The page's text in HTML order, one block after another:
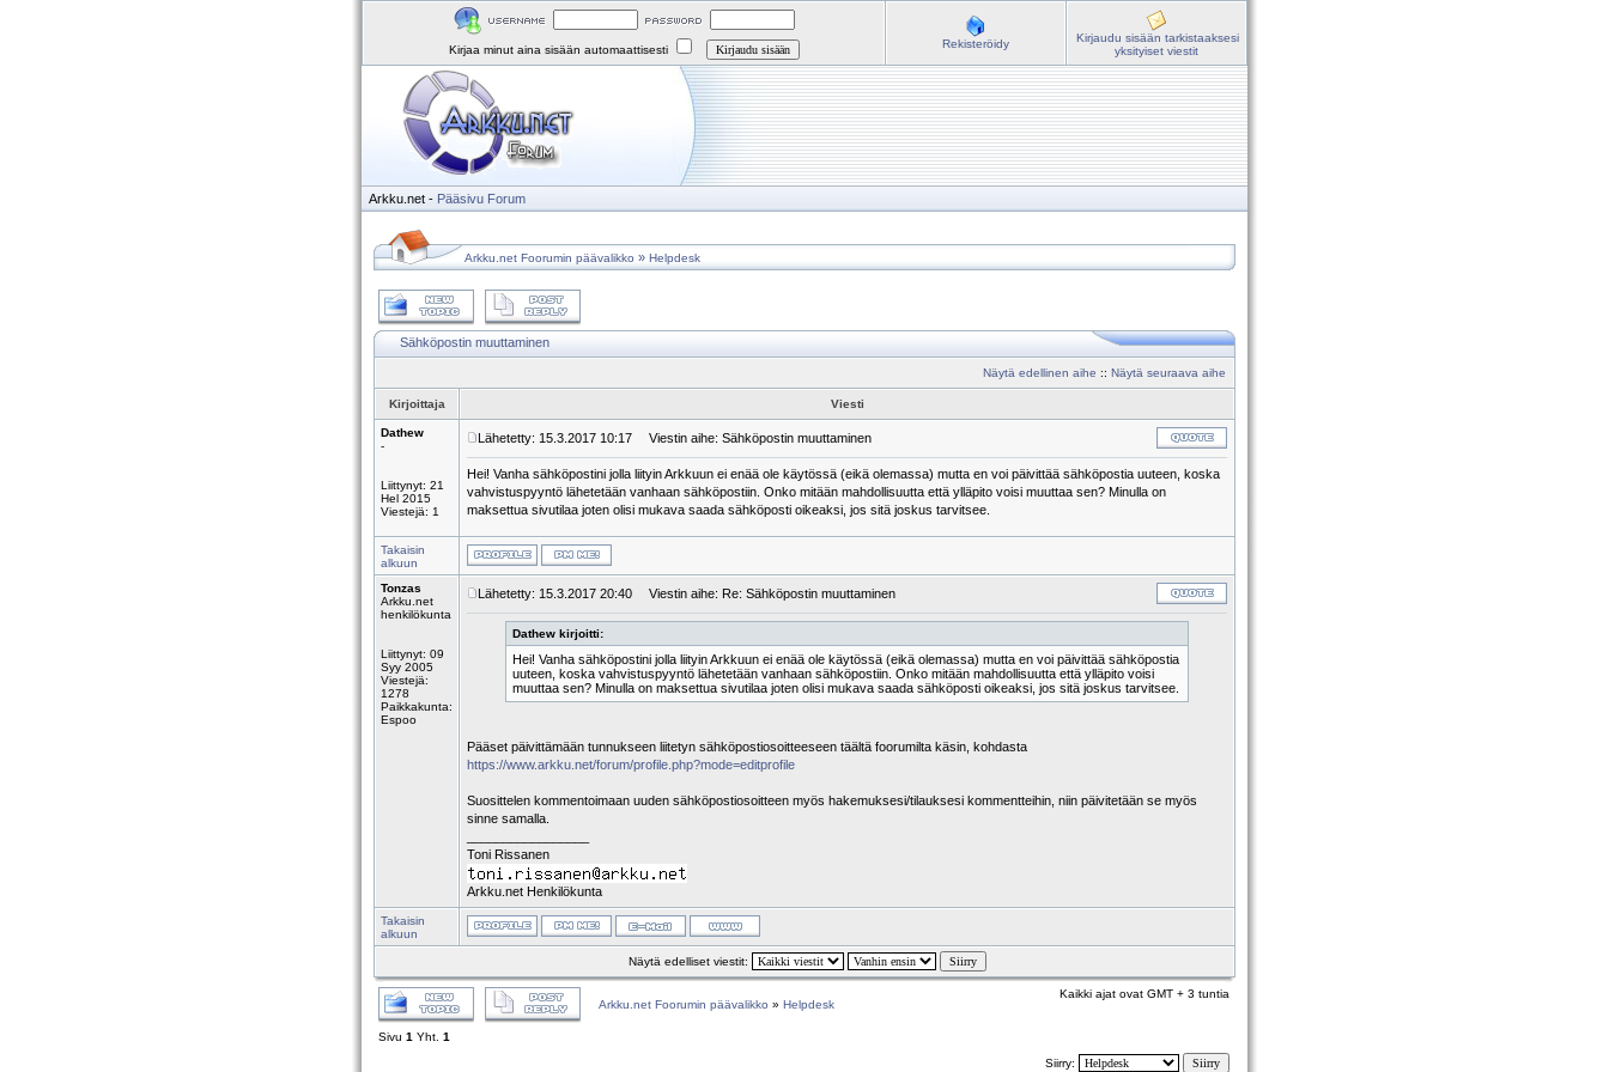
Kirjaa minut aina sisään automaattisesti Rekisteröidy
Kirjaudu sisään tarkistaaksesi
yksityiset viestit
Arkku.net - Pääsivu Forum
Arkku.net Foorumin päävalikko » Helpdesk
Sähköpostin muuttaminen
Näytä edellinen aihe :: Näytä seuraava aihe
Kirjoittaja Viesti
Dathew
-
Liittynyt: 21
Hel 2015
Viestejä: 1
Lähetetty: 15.3.2017 10:17 Viestin aihe: Sähköpostin muuttaminen
Hei! Vanha sähköpostini jolla liityin Arkkuun ei enää ole käytössä (eikä olemassa) mutta en voi päivittää sähköpostia uuteen, koska
vahvistuspyyntö lähetetään vanhaan sähköpostiin. Onko mitään mahdollisuutta että ylläpito voisi muuttaa sen? Minulla on
maksettua sivutilaa joten olisi mukava saada sähköposti oikeaksi, jos sitä joskus tarvitsee.
Takaisin
alkuun
Tonzas
Arkku.net
henkilökunta
Liittynyt: 09
Syy 2005
Viestejä:
1278
Paikkakunta:
Espoo
Lähetetty: 15.3.2017 20:40 Viestin aihe: Re: Sähköpostin muuttaminen
Dathew kirjoitti:
Hei! Vanha sähköpostini jolla liityin Arkkuun ei enää ole käytössä (eikä olemassa) mutta en voi päivittää sähköpostia
uuteen, koska vahvistuspyyntö lähetetään vanhaan sähköpostiin. Onko mitään mahdollisuutta että ylläpito voisi
muuttaa sen? Minulla on maksettua sivutilaa joten olisi mukava saada sähköposti oikeaksi, jos sitä joskus tarvitsee.
Pääset päivittämään tunnukseen liitetyn sähköpostiosoitteeseen täältä foorumilta käsin, kohdasta
https://www.arkku.net/forum/profile.php?mode=editprofile
Suosittelen kommentoimaan uuden sähköpostiosoitteen myös hakemuksesi/tilauksesi kommentteihin, niin päivitetään se myös
sinne samalla.
Toni Rissanen
Arkku.net Henkilökunta
Takaisin
alkuun
Näytä edelliset viestit:
Arkku.net Foorumin päävalikko » Helpdesk
Kaikki ajat ovat GMT + 3 tuntia
Sivu 1 Yht. 1
Siirry: